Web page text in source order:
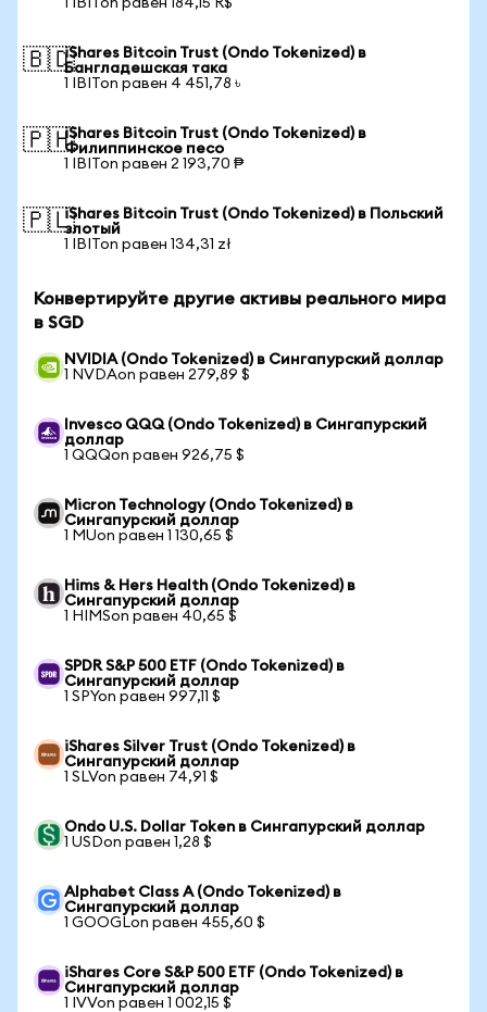
1 IBITon равен 184,15 R$
🇧🇩iShares Bitcoin Trust (Ondo Tokenized) в
Бангладешская така
1 IBITon равен 4 451,78 ৳
🇵🇭iShares Bitcoin Trust (Ondo Tokenized) в
Филиппинское песо
1 IBITon равен 2 193,70 ₱
🇵🇱iShares Bitcoin Trust (Ondo Tokenized) в Польский
злотый
1 IBITon равен 134,31 zł
Конвертируйте другие активы реального мира
в SGD
NVIDIA (Ondo Tokenized) в Сингапурский доллар
1 NVDAon равен 279,89 $
Invesco QQQ (Ondo Tokenized) в Сингапурский
доллар
1 QQQon равен 926,75 $
Micron Technology (Ondo Tokenized) в
Сингапурский доллар
1 MUon равен 1 130,65 $
Hims & Hers Health (Ondo Tokenized) в
Сингапурский доллар
1 HIMSon равен 40,65 $
SPDR S&P 500 ETF (Ondo Tokenized) в
Сингапурский доллар
1 SPYon равен 997,11 $
iShares Silver Trust (Ondo Tokenized) в
Сингапурский доллар
1 SLVon равен 74,91 $
Ondo U.S. Dollar Token в Сингапурский доллар
1 USDon равен 1,28 $
Alphabet Class A (Ondo Tokenized) в
Сингапурский доллар
1 GOOGLon равен 455,60 $
iShares Core S&P 500 ETF (Ondo Tokenized) в
Сингапурский доллар
1 IVVon равен 1 002,15 $